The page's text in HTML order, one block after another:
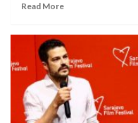
Read More